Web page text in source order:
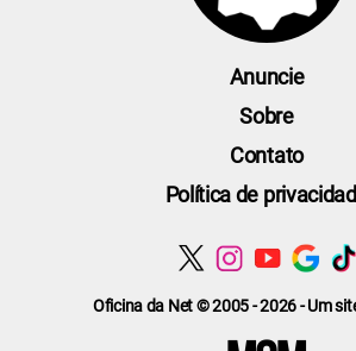
Oficina da Net © 2005 - 2026 - Um
Anuncie
Sobre
Contato
Política de